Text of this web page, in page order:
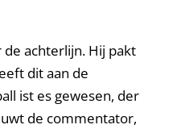
de achterlijn. Hij pakt
dit aan de
ist es gewesen, der
de commentator,